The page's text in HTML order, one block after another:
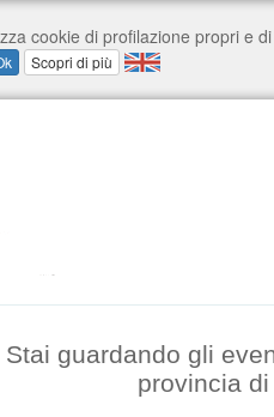
Stai guardando gli
provincia